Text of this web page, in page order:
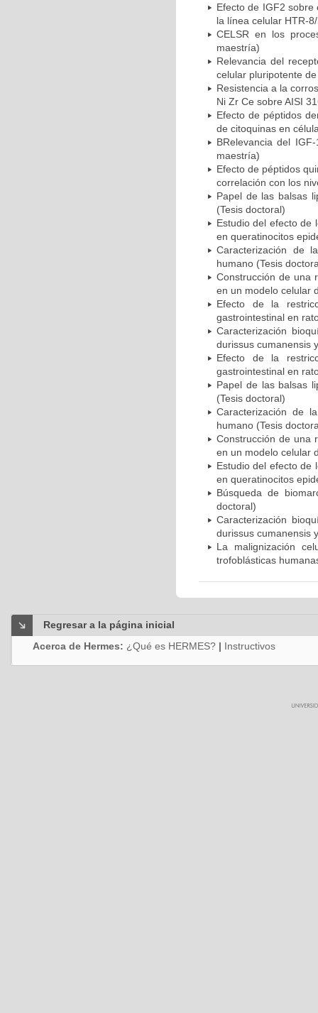
Efecto de IGF2 sobre
la línea celular HTR-
CELSR en los
maestría)
Relevancia del
celular pluripotente
Resistencia a la
Ni Zr Ce sobre AISI
Efecto de péptidos
de citoquinas en
BRelevancia del
maestría)
Efecto de péptidos
correlación con los
Papel de las balsas
(Tesis doctoral)
Estudio del efecto de
en queratinocitos
Caracterización de
humano (Tesis
Construcción de una
en un modelo celular
Efecto de la
gastrointestinal en
Caracterización
durissus cumanensis
Efecto de la
gastrointestinal en
Papel de las balsas
(Tesis doctoral)
Caracterización de
humano (Tesis
Construcción de una
en un modelo celular
Estudio del efecto de
en queratinocitos
Búsqueda de
doctoral)
Caracterización
durissus cumanensis
La malignización
trofoblásticas
Regresar a la página inicial
Acerca de Hermes: ¿Qué es HERMES? | Instructivos